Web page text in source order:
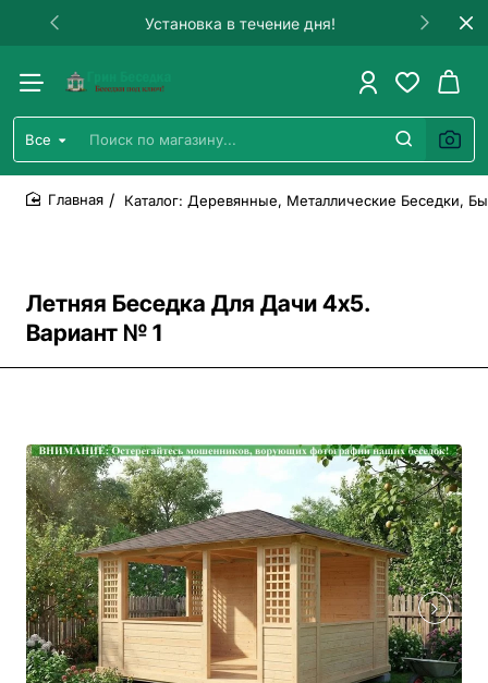
Установка в течение дня!
Все
Поиск
по
магазину...
Летняя Беседка Для Дачи 4х5.
Вариант № 1
Каталог: Деревянные, Металлические Беседки,